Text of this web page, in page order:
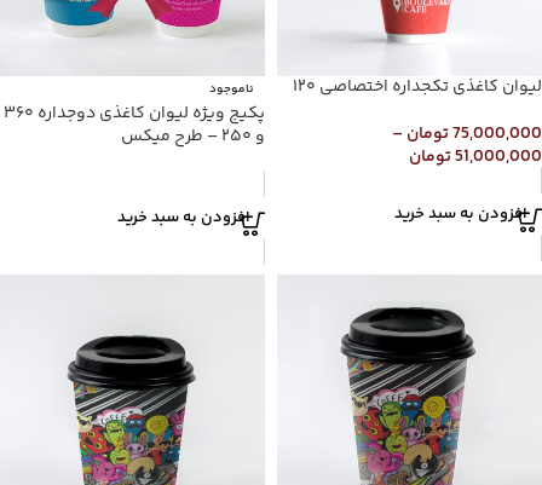
لیوان کاغذی تکجداره اختصاصی ۱۲۰
75,000,000تومان –
51,000,000تومان
افزودن به سبد خرید
ناموجود
پکیج ویژه لیوان کاغذی دوجداره ۳۶۰
و ۲۵۰ – طرح میکس
افزودن به سبد خرید